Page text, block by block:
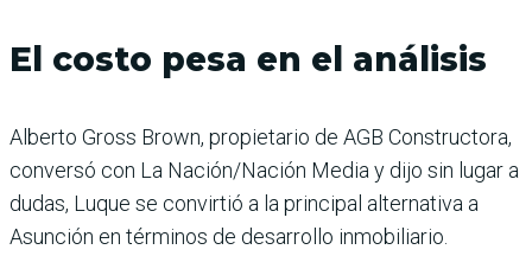
El costo pesa en el análisis
Alberto Gross Brown, propietario de AGB Constructora,
conversó con La Nación/Nación Media y dijo sin lugar a
dudas, Luque se convirtió a la principal alternativa a
Asunción en términos de desarrollo inmobiliario.